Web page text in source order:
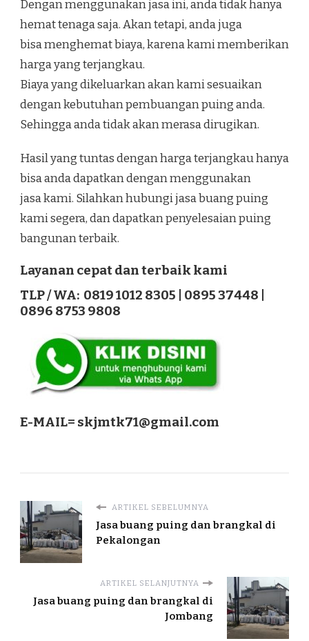
Dengan menggunakan jasa ini, anda tidak hanya
hemat tenaga saja. Akan tetapi, anda juga
bisa menghemat biaya, karena kami memberikan
harga yang terjangkau.
Biaya yang dikeluarkan akan kami sesuaikan
dengan kebutuhan pembuangan puing anda.
Sehingga anda tidak akan merasa dirugikan.
Hasil yang tuntas dengan harga terjangkau hanya
bisa anda dapatkan dengan menggunakan
jasa kami. Silahkan hubungi jasa buang puing
kami segera, dan dapatkan penyelesaian puing
bangunan terbaik.
Layanan cepat dan terbaik kami
TLP / WA: 0819 1012 8305 | 0895 37448 |
0896 8753 9808
E-MAIL= skjmtk71@gmail.com
ARTIKEL SEBELUMNYA
Jasa buang puing dan brangkal di
Pekalongan
ARTIKEL SELANJUTNYA
Jasa buang puing dan brangkal di
Jombang